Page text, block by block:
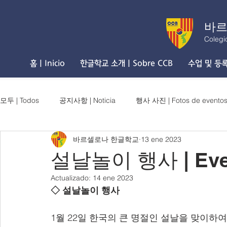
바
홈 | Inicio 한글학교 소개 | Sobre CCB 수업 및 등
모두 | Todos 공지사항 | Noticia 행사 사진 | Fotos de eventos
설날놀이 행사 |
바르셀로나 한글학교 13 ene 2023
Actualizado: 14 ene 2023
◇ 설날놀이 행사
1월 22일 한국의 큰 명절인 설날을 맞이하